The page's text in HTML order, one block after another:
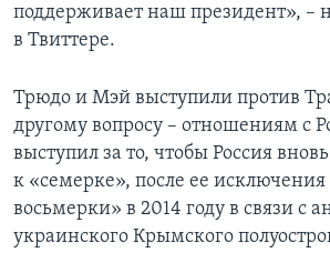
поддерживает наш президент», –
в Твиттере.
Трюдо и Мэй выступили против
другому вопросу – отношениям с
выступил за то, чтобы Россия
к «семерке», после ее
восьмерки» в 2014 году в связи с
украинского Крымского